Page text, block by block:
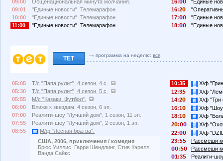
09:00
Общенациональная минута молчания.
09:01
"Единые новости". Телемарафон.
10:00
"Единые новости". Телемарафон.
11:00
"Единые новости". Телемарафон.
16:
"Единые
16:2
17:
"Единые
18:
"Единые
ТЕТ программа на неделю: вся
05:05
Т/с "Папа рулит", 4 сезон, 4 с.
05:30
Т/с "Папа рулит", 4 сезон, 5 с.
05:55
М/с "Казаки. Футбол".
06:00
Ближе к звездам, 4 сезон, 6 эп.
07:00
Реалити-шоу "Лучший дом", 1 сезон, 11 эп.
07:55
Реалити-шоу "Лучший дом", 2 сезон, 1 эп.
08:55
М/ф "Лесная братва".
США, 2006, приключения / комедия
Брюс Уиллис, Гарри Шендлинг, Стив Кэрелл,
Ванда Сайкс
10:35
Х/ф
12:3
Х/ф
14:2
Х/ф "Три
16:1
Х/ф "Шоу
18:1
Х/ф
2
:
Х/ф
22:
Х/ф
23:
Рассмеши
:
Рассмеши
1:3
Реалити-